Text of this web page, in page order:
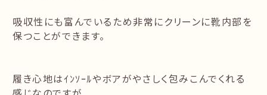
吸収性にも富んでいるため非常にクリーンに靴内部を
保つことができます。
履き心地はｲﾝｿｰﾙやボアがやさしく包みこんでくれる